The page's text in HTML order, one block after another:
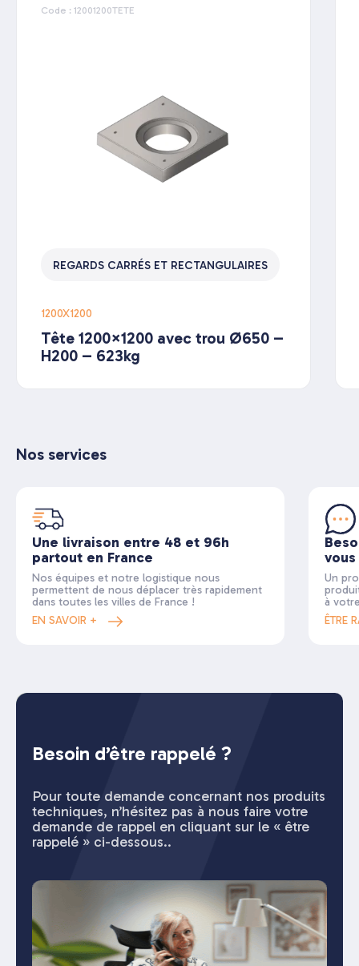
Code : 12001200TETE
REGARDS CARRÉS ET RECTANGULAIRES
1200X1200
Tête 1200×1200 avec trou Ø650 –
H200 – 623kg
Nos services
Une livraison entre 48 et 96h
partout en France
Nos équipes et notre logistique nous
permettent de nous déplacer très rapidement
dans toutes les villes de France !
EN SAVOIR +
Un
à
ÊTRE
Besoin d’être rappelé ?
Pour toute demande concernant nos produits
techniques, n’hésitez pas à nous faire votre
demande de rappel en cliquant sur le « être
rappelé » ci-dessous..